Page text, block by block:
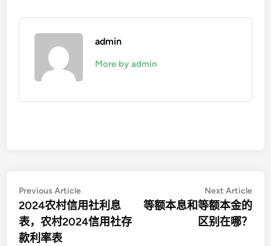
admin
More by admin
文
章
导
Previous ArticlePrevious
article:
2024农村信用社利息
表，农村2024信用社存
款利率表
Next Article
等额本息和等额本金的
区别在哪？